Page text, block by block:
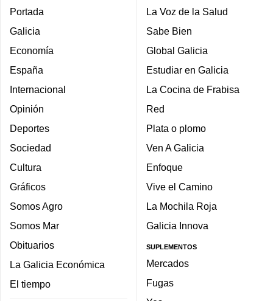
Portada
Galicia
Economía
España
Internacional
Opinión
Deportes
Sociedad
Cultura
Gráficos
Somos Agro
Somos Mar
Obituarios
La Galicia Económica
El tiempo
La Voz de la Salud
Sabe Bien
Global Galicia
Estudiar en Galicia
La Cocina de Frabisa
Red
Plata o plomo
Ven A Galicia
Enfoque
Vive el Camino
La Mochila Roja
Galicia Innova
SUPLEMENTOS
Mercados
Fugas